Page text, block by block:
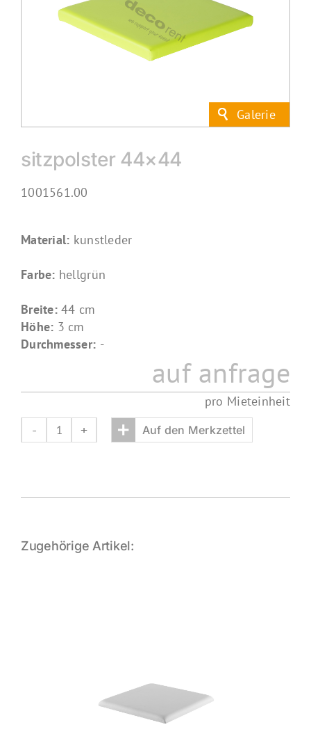
sitzpolster 44×44
1001561.00
Material: kunstleder
Farbe: hellgrün
Breite:44 cm
Höhe: 3 cm
Durchmesser: -
auf anfrage
pro Mieteinheit
sitzpolster
+ Auf den Merkzettel
Zugehörige Artikel: